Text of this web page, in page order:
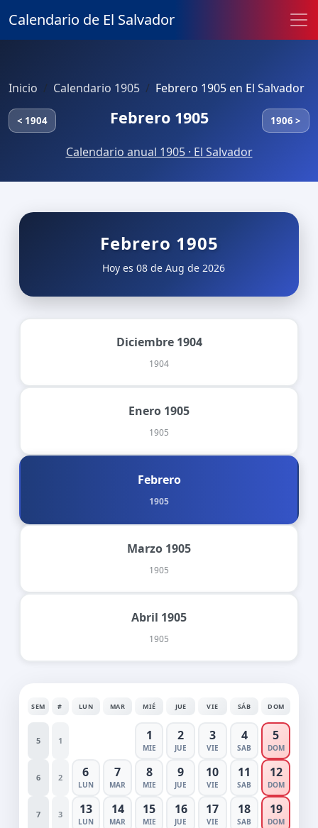
Calendario de El Salvador
Inicio Calendario 1905 Febrero 1905 en El Salvador
< 1904 Febrero 1905 1906 >
Calendario anual 1905 · El Salvador
Febrero 1905
Hoy es 08 de Aug de 2026
Diciembre 1904
1904
Enero 1905
1905
Febrero
1905
Marzo 1905
1905
Abril 1905
1905
SEM # LUN MAR MIÉ JUE VIE SÁB DOM
5 1 1
MIE
2
JUE
3
VIE
4
SAB
5
DOM
6 2 6
LUN
7
MAR
8
MIE
9
JUE
10
VIE
11
SAB
12
DOM
7 3 13
LUN
14
MAR
15
MIE
16
JUE
17
VIE
18
SAB
19
DOM